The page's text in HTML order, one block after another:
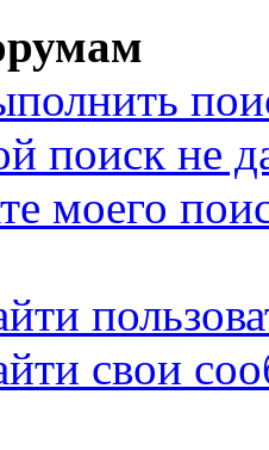
поиск не
моего
свои